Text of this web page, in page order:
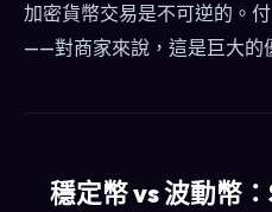
加密貨幣交易是不可逆的。
——對商家來說，這是巨大的
穩定幣 vs 波動幣